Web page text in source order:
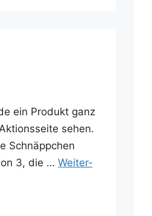
ein Pro­dukt ganz
sehen.
Schnäpp­chen
3, die … Wei­ter­